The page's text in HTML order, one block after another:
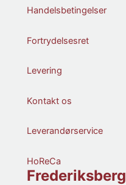
Handelsbetingelser
Fortrydelsesret
Levering
Kontakt os
Leverandørservice
HoReCa
Frederiksberg